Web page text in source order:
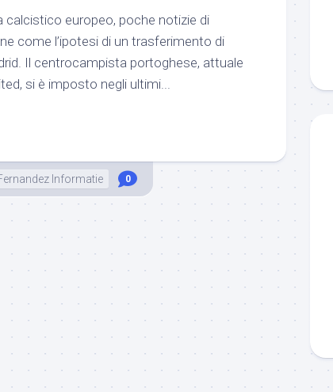
calcistico europeo, poche notizie di
come l’ipotesi di un trasferimento di
Il centrocampista portoghese, attuale
si è imposto negli ultimi...
Informatie 0